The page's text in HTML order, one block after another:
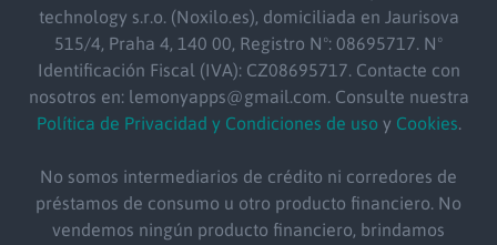
technology s.r.o. (Noxilo.es), domiciliada en Jaurisova
515/4, Praha 4, 140 00, Registro Nº: 08695717. Nº
Identificación Fiscal (IVA): CZ08695717. Contacte con
nosotros en: lemonyapps@gmail.com. Consulte nuestra
Política de Privacidad y Condiciones de uso y Cookies.
No somos intermediarios de crédito ni corredores de
préstamos de consumo u otro producto financiero. No
vendemos ningún producto financiero, brindamos